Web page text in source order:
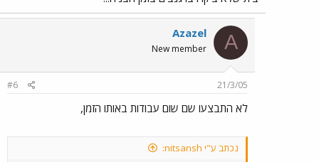
A
Azazel
New member
21/3/05
#6
לא התבצעו שם שום עבודות באותו הזמן,
נכתב ע"י nitsansh: